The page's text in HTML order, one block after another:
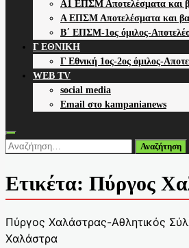
Α1 ΕΠΣΜ Αποτελέσματα και
Α ΕΠΣΜ Αποτελέσματα και
Β΄ ΕΠΣΜ-1ος όμιλος-
Γ ΕΘΝΙΚΗ
Γ Εθνική 1ος-2ος όμιλος-
WEB TV
social media
Email στο kampanianews
Αναζήτηση
Ετικέτα: Πύργος
Πύργος Χαλάστρας-Αθλητικός
Χαλάστρα